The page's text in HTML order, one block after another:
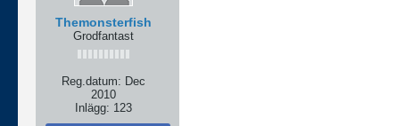
Themonsterfish
Grodfantast
Reg.datum: Dec
2010
Inlägg: 123